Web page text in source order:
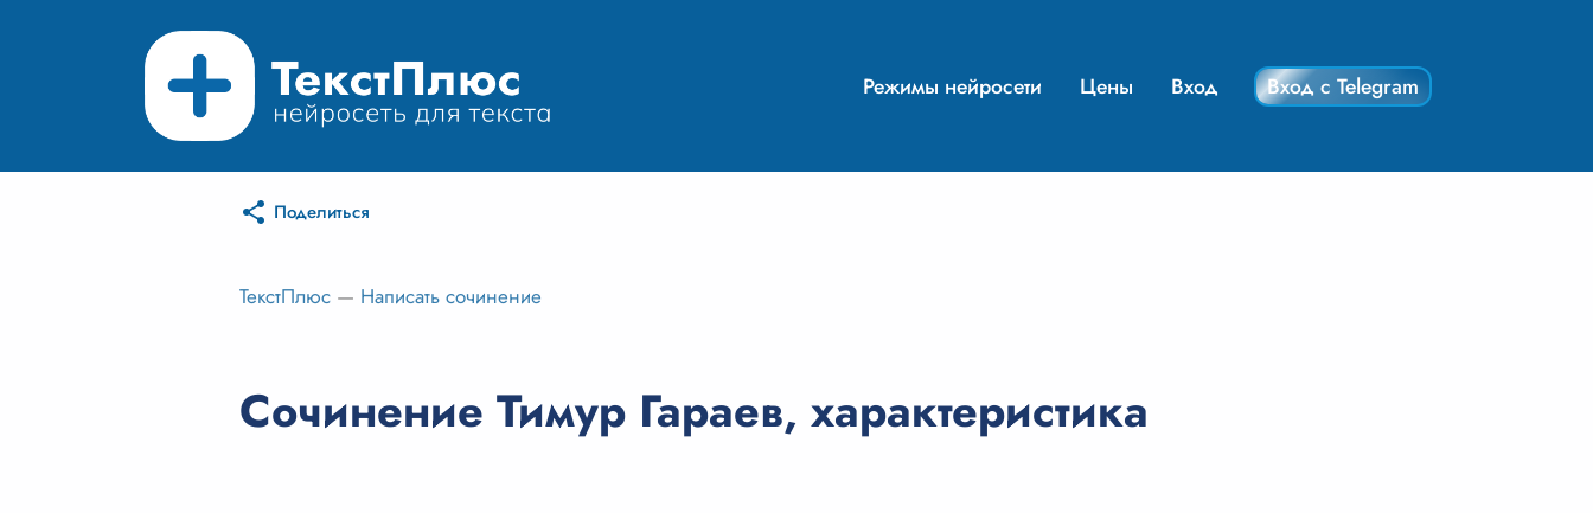
Режимы нейросети Цены Вход Вход с Telegram
Поделиться
ТекстПлюс — Написать сочинение
Сочинение Тимур Гараев, характеристика